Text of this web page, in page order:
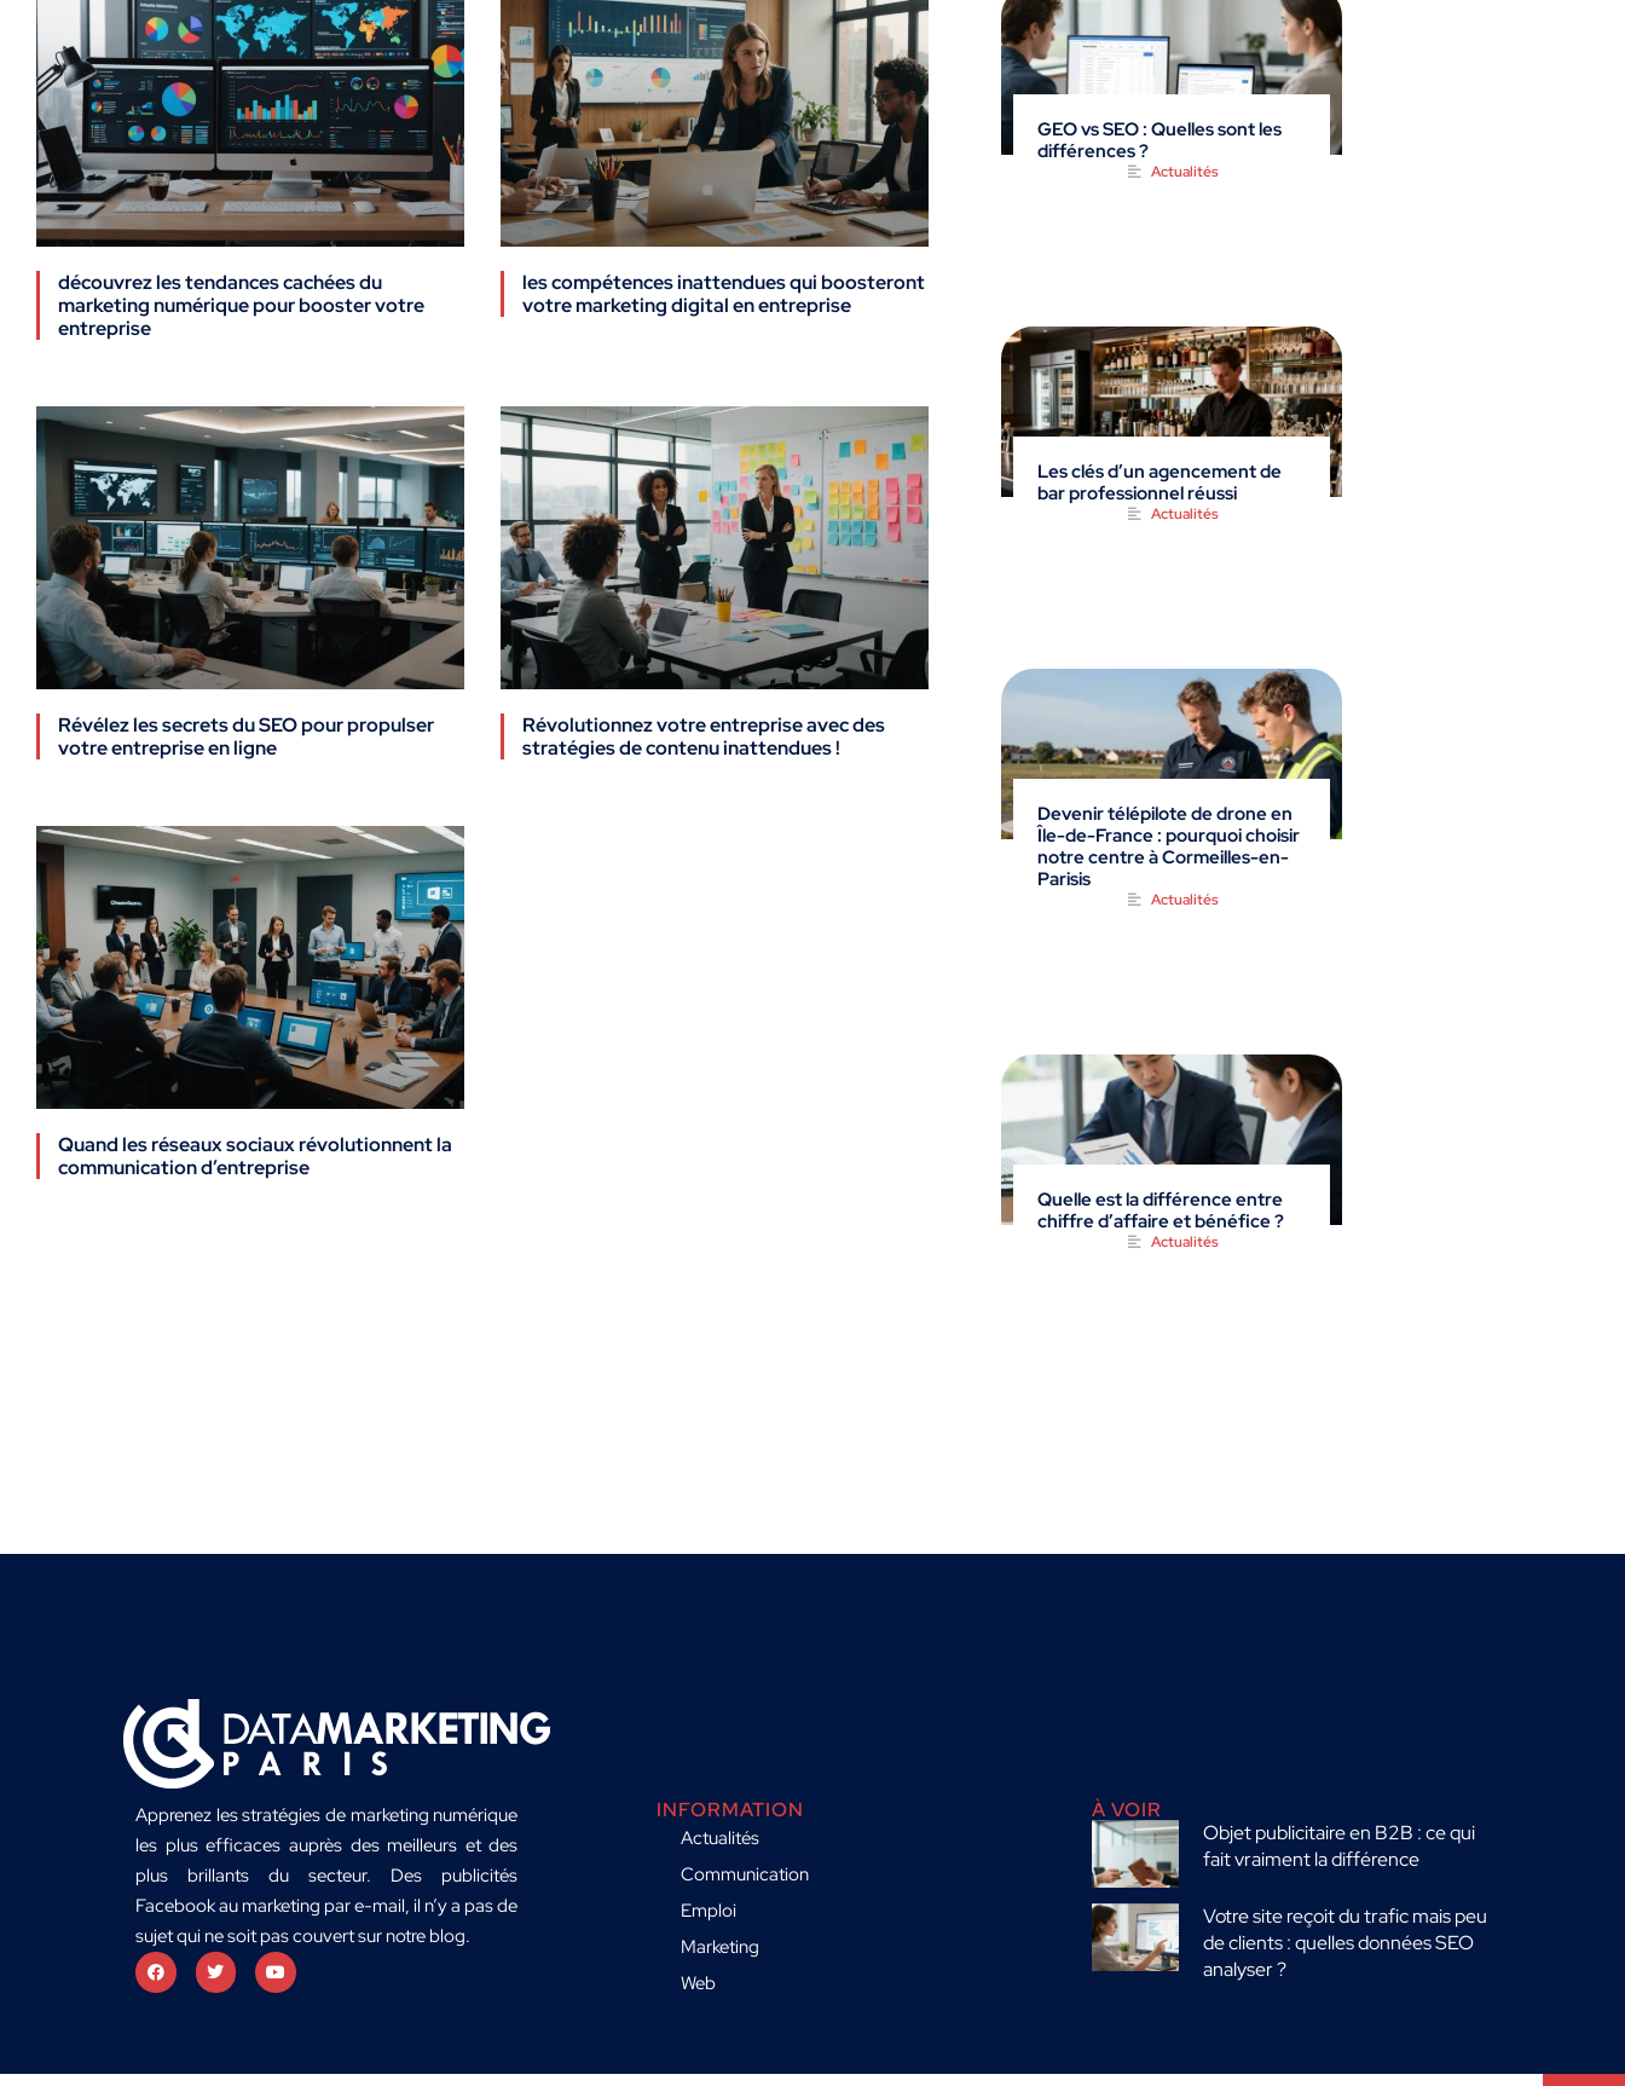
découvrez les tendances cachées du
marketing numérique pour booster votre
entreprise
les compétences inattendues qui boosteront
votre marketing digital en entreprise
Révélez les secrets du SEO pour propulser
votre entreprise en ligne
Révolutionnez votre entreprise avec des
stratégies de contenu inattendues !
Quand les réseaux sociaux révolutionnent la
communication d’entreprise
GEO vs SEO : Quelles sont les
différences ?
Actualités
Les clés d’un agencement de
bar professionnel réussi
Actualités
Devenir télépilote de drone en
Île-de-France : pourquoi choisir
notre centre à Cormeilles-en-
Parisis
Actualités
Quelle est la différence entre
chiffre d’affaire et bénéfice ?
Actualités
Apprenez les stratégies de marketing numérique
les plus efficaces auprès des meilleurs et des
plus brillants du secteur. Des publicités
Facebook au marketing par e-mail, il n’y a pas de
sujet qui ne soit pas couvert sur notre blog.
INFORMATION
Actualités
Communication
Emploi
Marketing
Web
À VOIR
Objet publicitaire en B2B : ce qui
fait vraiment la différence
Votre site reçoit du trafic mais peu
de clients : quelles données SEO
analyser ?